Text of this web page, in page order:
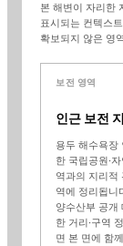
본 해변이 자리한
표시되는 컨텍스
확보되지 않은 영
보전 영역
인근 보전
용두 해수욕장
한 국립공원·
역과의 지리적
역에 정리됩니
양수산부 공개
한 거리·구역
면 본 면에 함